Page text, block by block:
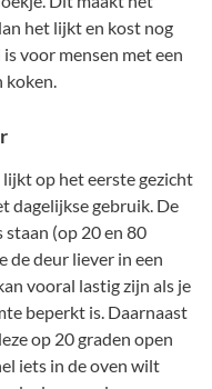
het lijkt en kost nog
voor mensen met een
koken.
op het eerste gezicht
dagelijkse gebruik. De
(op 20 en 80
de deur liever in een
vooral lastig zijn als je
beperkt is. Daarnaast
op 20 graden open
iets in de oven wilt